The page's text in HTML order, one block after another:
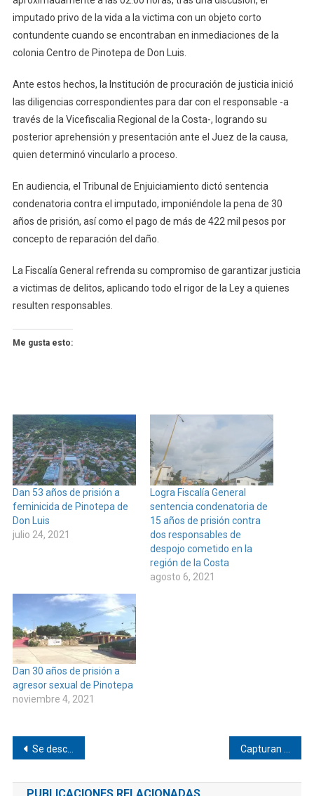
imputado privo de la vida a la victima con un objeto corto
contundente cuando se encontraban en inmediaciones de la
colonia Centro de Pinotepa de Don Luis.
Ante estos hechos, la Institución de procuración de justicia inició
las diligencias correspondientes para dar con el responsable -a
través de la Vicefiscalia Regional de la Costa-, logrando su
posterior aprehensión y presentación ante el Juez de la causa,
quien determinó vincularlo a proceso.
En audiencia, el Tribunal de Enjuiciamiento dictó sentencia
condenatoria contra el imputado, imponiéndole la pena de 30
años de prisión, así como el pago de más de 422 mil pesos por
concepto de reparación del daño.
La Fiscalía General refrenda su compromiso de garantizar justicia
a victimas de delitos, aplicando todo el rigor de la Ley a quienes
resulten responsables.
Me gusta esto:
Dan 53 años de prisión a
feminicida de Pinotepa de
Don Luis
julio 24, 2021
Logra Fiscalía General
sentencia condenatoria de
15 años de prisión contra
dos responsables de
despojo cometido en la
región de la Costa
agosto 6, 2021
Dan 30 años de prisión a
agresor sexual de Pinotepa
noviembre 4, 2021
Navegación
de
Se descompuso autobús que venía de CDMX a Pinotepa de Don Luis Capturan a otro cocodrilo en la Estancia